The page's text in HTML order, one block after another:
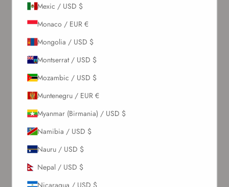
Solicitări En-Gros
Permiteți să vă ajutăm
Retururi & Rambursări
Schimb & Credit în magazin
Politică de Confidențialitate
Mexic / USD $
Monaco / EUR €
Mongolia / USD $
Montserrat / USD $
Mozambic / USD $
Muntenegru / EUR €
Myanmar (Birmania) / USD $
Namibia / USD $
Nauru / USD $
Nepal / USD $
Nicaragua / USD $